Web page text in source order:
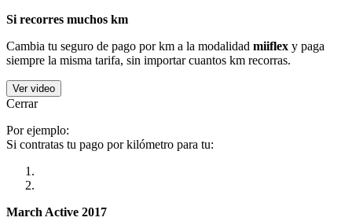
Si recorres muchos km
Cambia tu seguro de pago por km a la modalidad miiflex y paga
siempre la misma tarifa, sin importar cuantos km recorras.
Ver video
Cerrar
Por ejemplo:
Si contratas tu pago por kilómetro para tu:
March Active 2017